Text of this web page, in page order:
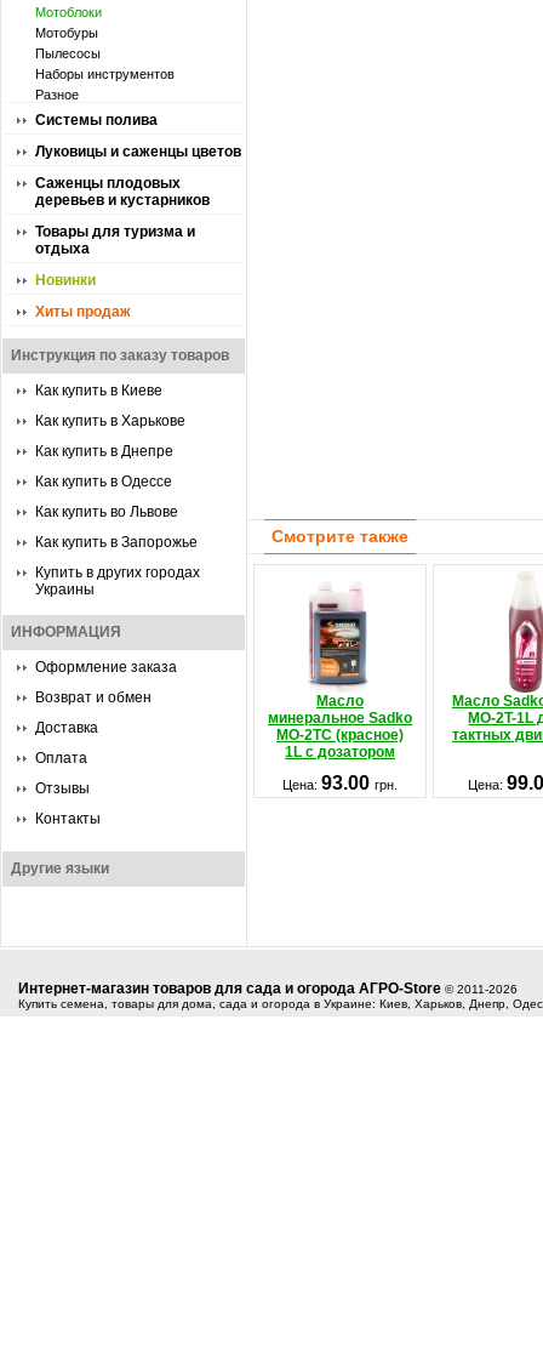
Мотоблоки
Мотобуры
Пылесосы
Наборы инструментов
Разное
Системы полива
Луковицы и саженцы цветов
Саженцы плодовых
деревьев и кустарников
Товары для туризма и
отдыха
Новинки
Хиты продаж
Инструкция по заказу товаров
Как купить в Киеве
Как купить в Харькове
Как купить в Днепре
Как купить в Одессе
Как купить во Львове
Как купить в Запорожье
Купить в других городах
Украины
ИНФОРМАЦИЯ
Оформление заказа
Возврат и обмен
Доставка
Оплата
Отзывы
Контакты
Другие языки
Смотрите также
Масло
минеральное Sadko
MO-2TС (красное)
1L с дозатором
Масло
MO-2T-1L
тактных
Цена: 93.00 грн. Цена:
Интернет-магазин товаров для сада и огорода АГРО-Store © 2011-2026
Купить семена, товары для дома, сада и огорода в Украине: Киев, Харьков, Днепр,